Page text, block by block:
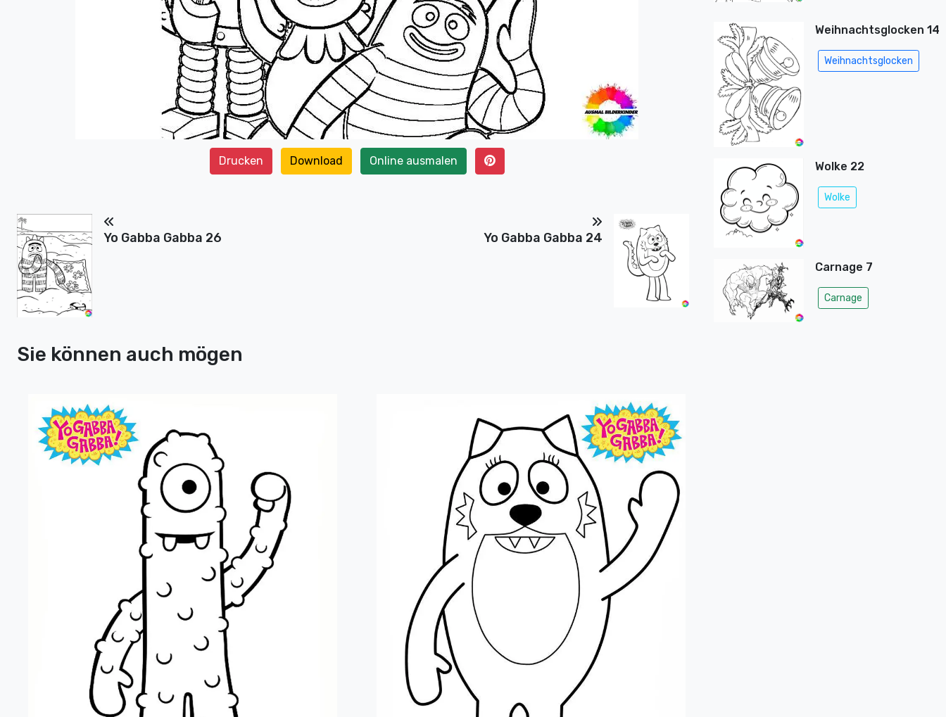
Drucken Download Online ausmalen
Yo Gabba Gabba 26 Yo Gabba Gabba 24
Sie können auch mögen
Weihnachtsglocken 14
Weihnachtsglocken
Wolke 22
Wolke
Carnage 7
Carnage